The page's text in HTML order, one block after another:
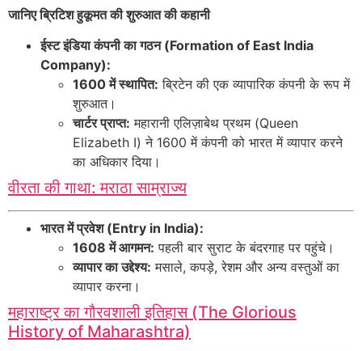
जानिए ब्रिटिश हुकूमत की शुरुआत की कहानी
ईस्ट इंडिया कंपनी का गठन (Formation of East India
Company):
1600 में स्थापित: ब्रिटेन की एक व्यापारिक कंपनी के रूप में
शुरुआत।
चार्टर प्राप्त: महारानी एलिज़ाबेथ प्रथम (Queen
Elizabeth I) ने 1600 में कंपनी को भारत में व्यापार करने
का अधिकार दिया।
वीरता की गाथा: मराठा साम्राज्य
भारत में प्रवेश (Entry in India):
1608 में आगमन: पहली बार सुराट के बंदरगाह पर पहुंचे।
व्यापार का उद्देश्य: मसाले, कपड़े, रेशम और अन्य वस्तुओं का
व्यापार करना।
महाराष्ट्र का गौरवशाली इतिहास (The Glorious
History of Maharashtra)